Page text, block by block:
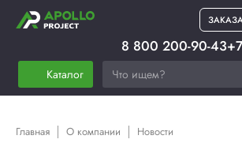
Каталог
8 800 200-90-43
Главная О компании Новости